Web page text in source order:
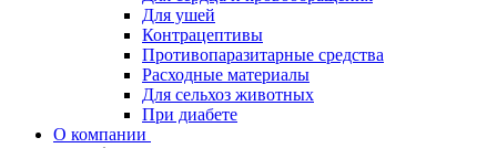
Для ушей
Контрацептивы
Противопаразитарные средства
Расходные материалы
Для сельхоз животных
При диабете
О компании